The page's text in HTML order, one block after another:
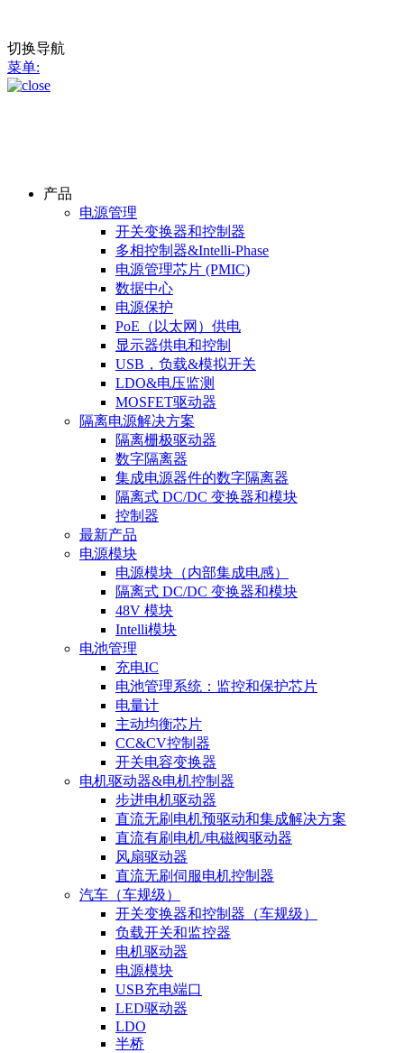
切换导航
菜单:
产品
电源管理
开关变换器和控制器
多相控制器&Intelli-Phase
电源管理芯片 (PMIC)
数据中心
电源保护
PoE（以太网）供电
显示器供电和控制
USB，负载&模拟开关
LDO&电压监测
MOSFET驱动器
隔离电源解决方案
隔离栅极驱动器
数字隔离器
集成电源器件的数字隔离器
隔离式 DC/DC 变换器和模块
控制器
最新产品
电源模块
电源模块（内部集成电感）
隔离式 DC/DC 变换器和模块
48V 模块
Intelli模块
电池管理
充电IC
电池管理系统：监控和保护芯片
电量计
主动均衡芯片
CC&CV控制器
开关电容变换器
电机驱动器&电机控制器
步进电机驱动器
直流无刷电机预驱动和集成解决方案
直流有刷电机/电磁阀驱动器
风扇驱动器
直流无刷伺服电机控制器
汽车（车规级）
开关变换器和控制器（车规级）
负载开关和监控器
电机驱动器
电源模块
USB充电端口
LED驱动器
LDO
半桥